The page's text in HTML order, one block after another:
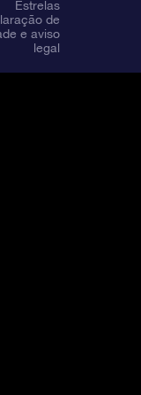
Estrelas
de
e aviso
legal